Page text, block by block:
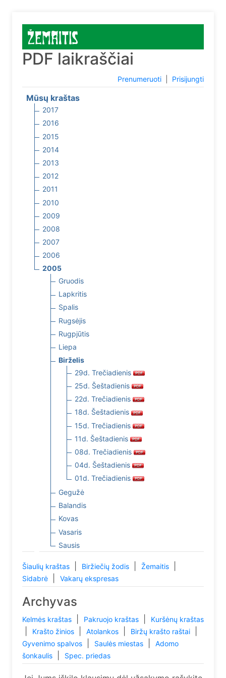
PDF laikraščiai
Prenumeruoti Prisijungti
Mūsų kraštas
2017
2016
2015
2014
2013
2012
2011
2010
2009
2008
2007
2006
2005
Gruodis
Lapkritis
Spalis
Rugsėjis
Rugpjūtis
Liepa
Birželis
29d. Trečiadienis
25d. Šeštadienis
22d. Trečiadienis
18d. Šeštadienis
15d. Trečiadienis
11d. Šeštadienis
08d. Trečiadienis
04d. Šeštadienis
01d. Trečiadienis
Gegužė
Balandis
Kovas
Vasaris
Sausis
Šiaulių kraštas Biržiečių žodis Žemaitis
Sidabrė Vakarų ekspresas
Archyvas
Kelmės kraštas Pakruojo kraštas Kuršėnų kraštas
Krašto žinios Atolankos Biržų krašto raštai
Gyvenimo spalvos Saulės miestas
Adomo
šonkaulis
Spec. priedas